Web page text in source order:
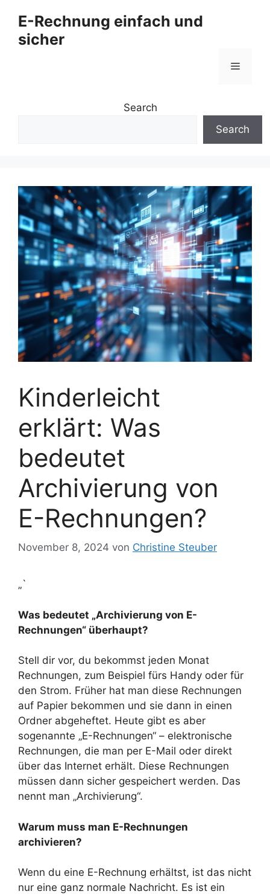
Inhalt
springen
E-Rechnung einfach und
sicher
Menü
Search
Search
Kinderleicht
erklärt: Was
bedeutet
Archivierung von
E-Rechnungen?
November 8, 2024 von Christine Steuber
„`
Was bedeutet „Archivierung von E-
Rechnungen“ überhaupt?
Stell dir vor, du bekommst jeden Monat
Rechnungen, zum Beispiel fürs Handy oder für
den Strom. Früher hat man diese Rechnungen
auf Papier bekommen und sie dann in einen
Ordner abgeheftet. Heute gibt es aber
sogenannte „E-Rechnungen“ – elektronische
Rechnungen, die man per E-Mail oder direkt
über das Internet erhält. Diese Rechnungen
müssen dann sicher gespeichert werden. Das
nennt man „Archivierung“.
Warum muss man E-Rechnungen
archivieren?
Wenn du eine E-Rechnung erhältst, ist das nicht
nur eine ganz normale Nachricht. Es ist ein